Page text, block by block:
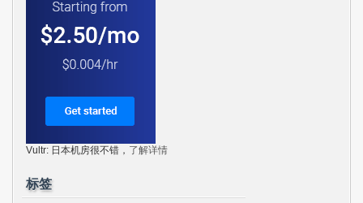
Vultr: 日本机房很不错， 了解详情
标签